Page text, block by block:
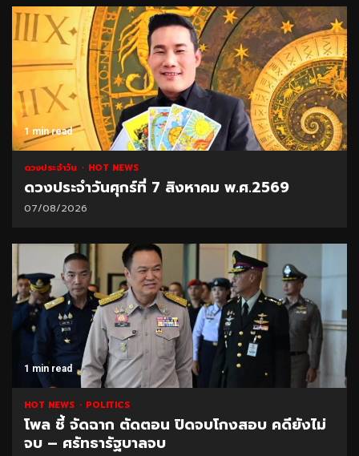
1 min read
ดวงประจำวัน HOT NEWS
ดวงประจำวันศุกร์ที่ 7 สิงหาคม พ.ศ.2569
07/08/2026
1 min read
HOT NEWS POLITICS
โพล ชี้ จัดฉาก ตัดตอน ปิดจบโกงสอบ คดียังไม่
จบ – ศรัทธารัฐบาลจบ